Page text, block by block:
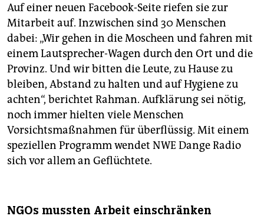
Auf einer neuen Facebook-Seite riefen sie zur
Mitarbeit auf. Inzwischen sind 30 Menschen
dabei: „Wir gehen in die Moscheen und fahren mit
einem Lautsprecher-Wagen durch den Ort und die
Provinz. Und wir bitten die Leute, zu Hause zu
bleiben, Abstand zu halten und auf Hygiene zu
achten“, berichtet Rahman. Aufklärung sei nötig,
noch immer hielten viele Menschen
Vorsichtsmaßnahmen für überflüssig. Mit einem
speziellen Programm wendet NWE Dange Radio
sich vor allem an Geflüchtete.
NGOs mussten Arbeit einschränken